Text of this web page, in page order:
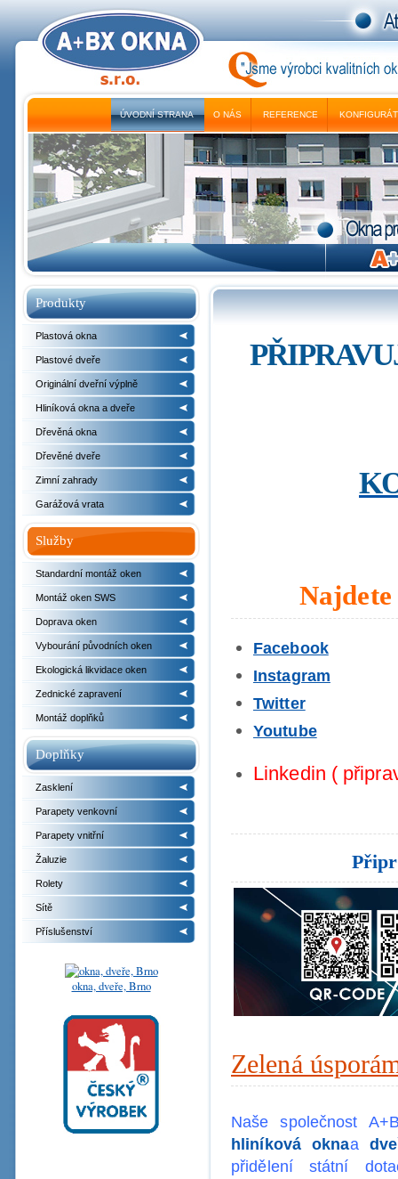
ÚVODNÍ STRANA O NÁS REFERENCE
Produkty
Plastová okna
Plastové dveře
Originální dveřní výplně
Hliníková okna a dveře
Dřevěná okna
Dřevěné dveře
Zimní zahrady
Garážová vrata
Služby
Standardní montáž oken
Montáž oken SWS
Doprava oken
Vybourání původních oken
Ekologická likvidace oken
Zednické zapravení
Montáž doplňků
Doplňky
Zasklení
Parapety venkovní
Parapety vnitřní
Žaluzie
Rolety
Sítě
Příslušenství
okna, dveře, Brno
Facebook
Instagram
Twitter
Youtube
Linkedin (
Zelená
Naše společnost
hliníková oknaa
přidělení státní